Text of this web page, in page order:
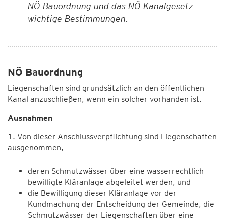
NÖ Bauordnung und das NÖ Kanalgesetz
wichtige Bestimmungen.
NÖ Bauordnung
Liegenschaften sind grundsätzlich an den öffentlichen
Kanal anzuschließen, wenn ein solcher vorhanden ist.
Ausnahmen
1. Von dieser Anschlussverpflichtung sind Liegenschaften
ausgenommen,
deren Schmutzwässer über eine wasserrechtlich
bewilligte Kläranlage abgeleitet werden, und
die Bewilligung dieser Kläranlage vor der
Kundmachung der Entscheidung der Gemeinde, die
Schmutzwässer der Liegenschaften über eine